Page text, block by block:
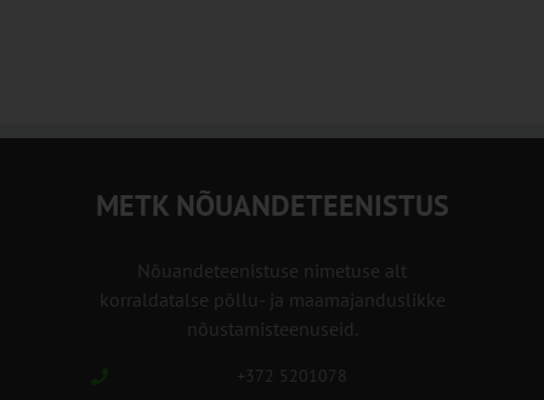
METK NÕUANDETEENISTUS
Nõuandeteenistuse nimetuse alt
korraldatalse põllu- ja maamajanduslikke
nõustamisteenuseid.
+372 5201078